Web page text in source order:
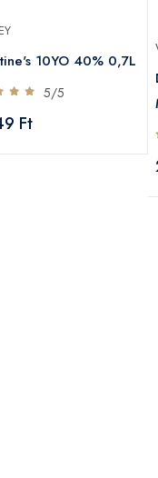
10YO 40% 0,7L
5/5
Ft